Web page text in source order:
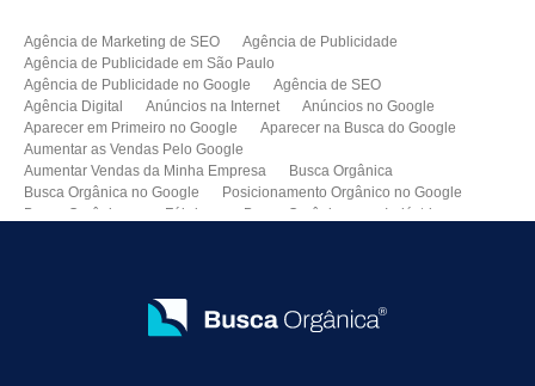
Agência de Marketing de SEO
Agência de Publicidade
Agência de Publicidade em São Paulo
Agência de Publicidade no Google
Agência de SEO
Agência Digital
Anúncios na Internet
Anúncios no Google
Aparecer em Primeiro no Google
Aparecer na Busca do Google
Aumentar as Vendas Pelo Google
Aumentar Vendas da Minha Empresa
Busca Orgânica
Busca Orgânica no Google
Posicionamento Orgânico no Google
Busca Orgânica para Fábricas
Busca Orgânica para Indústrias
Como Melhorar as Vendas
Como Melhorar o Ranking do Meu Site no Google